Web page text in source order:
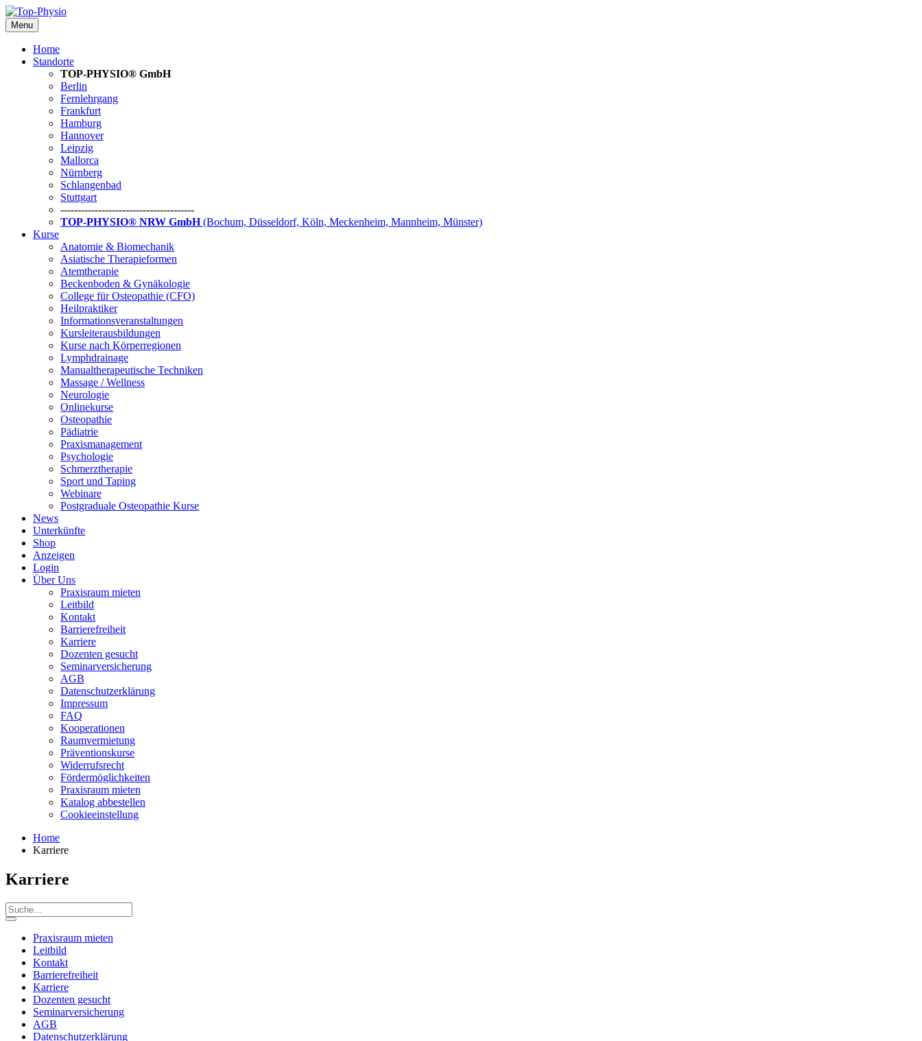
Menu
Home
Standorte
TOP-PHYSIO® GmbH
Berlin
Fernlehrgang
Frankfurt
Hamburg
Hannover
Leipzig
Mallorca
Nürnberg
Schlangenbad
Stuttgart
---------------------------------------
TOP-PHYSIO® NRW GmbH(Bochum, Düsseldorf, Köln, Meckenheim, Mannheim, Münster)
Kurse
Anatomie & Biomechanik
Asiatische Therapieformen
Atemtherapie
Beckenboden & Gynäkologie
College für Osteopathie (CFO)
Heilpraktiker
Informationsveranstaltungen
Kursleiterausbildungen
Kurse nach Körperregionen
Lymphdrainage
Manualtherapeutische Techniken
Massage / Wellness
Neurologie
Onlinekurse
Osteopathie
Pädiatrie
Praxismanagement
Psychologie
Schmerztherapie
Sport und Taping
Webinare
Postgraduale Osteopathie Kurse
News
Unterkünfte
Shop
Anzeigen
Login
Über Uns
Praxisraum mieten
Leitbild
Kontakt
Barrierefreiheit
Karriere
Dozenten gesucht
Seminarversicherung
AGB
Datenschutzerklärung
Impressum
FAQ
Kooperationen
Raumvermietung
Präventionskurse
Widerrufsrecht
Fördermöglichkeiten
Praxisraum mieten
Katalog abbestellen
Cookieeinstellung
Home
Karriere
Karriere
Praxisraum mieten
Leitbild
Kontakt
Barrierefreiheit
Karriere
Dozenten gesucht
Seminarversicherung
AGB
Datenschutzerklärung